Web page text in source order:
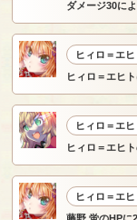
ダメージ30に
ヒィロ＝エヒ
ヒィロ＝エヒ
ヒィロ＝エヒ
ヒィロ＝エヒト
ヒィロ＝エヒ